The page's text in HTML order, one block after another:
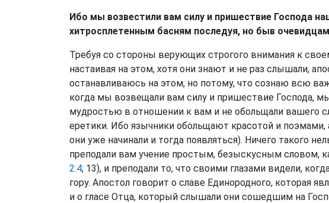
Ибо мы возвестили вам силу и пришествие Господа
хитросплетенным басням последуя, но быв
Требуя со стороны верующих строгого внимания к
настаивая на этом, хотя они знают и не раз слышали,
останавливаюсь на этом, но потому, что сознаю всю
когда мы возвещали вам силу и пришествие Господа,
мудростью в отношении к вам и не обольщали вашего
еретики. Ибо язычники обольщают красотой и
они уже начинали и тогда появляться). Ничего такого
преподали вам учение простым, безыскусным словом,
2:4; 13), и преподали то, что своими глазами видели,
гору. Апостол говорит о славе Единородного, которая
и о гласе Отца, который слышали они сошедшим на